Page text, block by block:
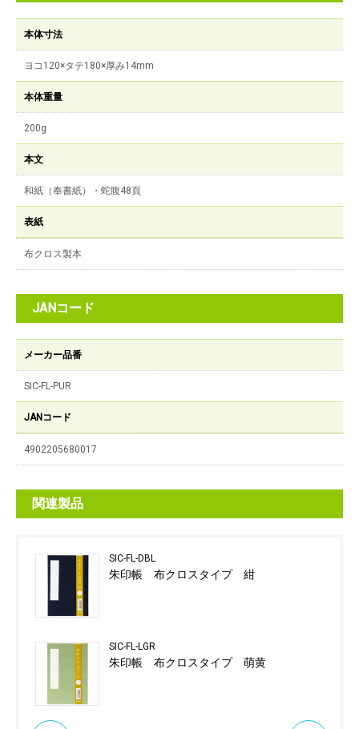
本体寸法
ヨコ120×タテ180×厚み14mm
本体重量
200g
本文
和紙（奉書紙）・蛇腹48頁
表紙
布クロス製本
JANコード
メーカー品番
SIC-FL-PUR
JANコード
4902205680017
関連製品
SIC-FL-DBL
朱印帳 布クロスタイプ 紺
SIC-FL-LGR
朱印帳 布クロスタイプ 萌黄